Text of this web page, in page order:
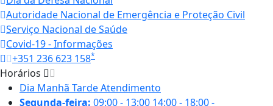
Autoridade Nacional de Emergência e Proteção Civil
Serviço Nacional de Saúde
Covid-19 - Informações
+351 236 623 158*
Horários
Dia Manhã TardeAtendimento
Segunda-feira: 09:00 - 13:00 14:00 - 18:00-